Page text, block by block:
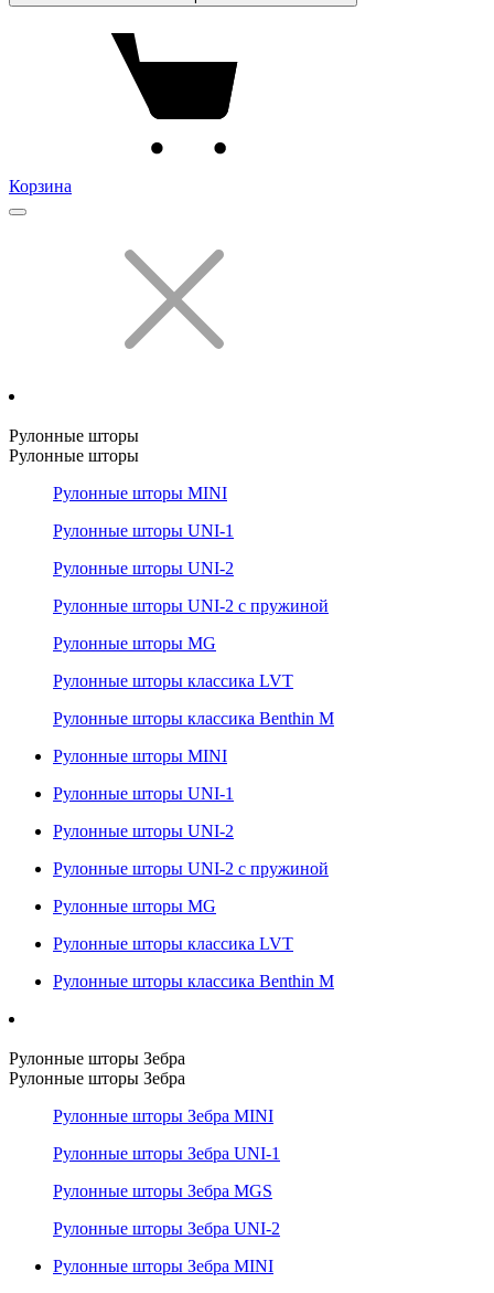
Корзина
Рулонные шторы
Рулонные шторы
Рулонные шторы MINI
Рулонные шторы UNI-1
Рулонные шторы UNI-2
Рулонные шторы UNI-2 с пружиной
Рулонные шторы MG
Рулонные шторы классика LVT
Рулонные шторы классика Benthin M
Рулонные шторы MINI
Рулонные шторы UNI-1
Рулонные шторы UNI-2
Рулонные шторы UNI-2 с пружиной
Рулонные шторы MG
Рулонные шторы классика LVT
Рулонные шторы классика Benthin M
Рулонные шторы Зебра
Рулонные шторы Зебра
Рулонные шторы Зебра MINI
Рулонные шторы Зебра UNI-1
Рулонные шторы Зебра MGS
Рулонные шторы Зебра UNI-2
Рулонные шторы Зебра MINI